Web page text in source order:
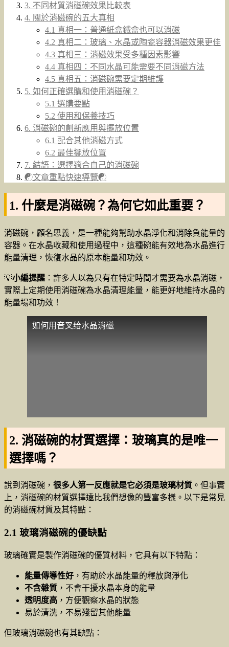
3. 不同材質消磁碗效果比較表
4. 關於消磁碗的五大真相
4.1 真相一：普通紙盒鐵盒也可以消磁
4.2 真相二：玻璃、水晶或陶瓷容器消磁效果更佳
4.3 真相三：消磁效果受多種因素影響
4.4 真相四：不同水晶可能需要不同消磁方法
4.5 真相五：消磁碗需要定期維護
5. 如何正確選購和使用消磁碗？
5.1 選購要點
5.2 使用和保養技巧
6. 消磁碗的創新應用與擺放位置
6.1 配合其他消磁方式
6.2 最佳擺放位置
7. 結語：選擇適合自己的消磁碗
☯文章重點快速導覽☯
1. 什麼是消磁碗？為何它如此重要？
消磁碗，顧名思義，是一種能夠幫助水晶淨化和消除負能量的
容器。在水晶收藏和使用過程中，這種碗能有效地為水晶進行
能量清理，恢復水晶的原本能量和功效。
💡小編提醒 ：許多人以為只有在特定時間才需要為水晶消磁，
實際上定期使用消磁碗為水晶清理能量，能更好地維持水晶的
能量場和功效！
如何用音叉给水晶消磁
2. 消磁碗的材質選擇：玻璃真的是唯一
選擇嗎？
說到消磁碗， 很多人第一反應就是它必須是玻璃材質 。但事實
上，消磁碗的材質選擇遠比我們想像的豐富多樣。以下是常見
的消磁碗材質及其特點：
2.1 玻璃消磁碗的優缺點
玻璃確實是製作消磁碗的優質材料，它具有以下特點：
能量傳導性好 ，有助於水晶能量的釋放與淨化
不含雜質 ，不會干擾水晶本身的能量
透明度高 ，方便觀察水晶的狀態
易於清洗，不易殘留其他能量
但玻璃消磁碗也有其缺點：